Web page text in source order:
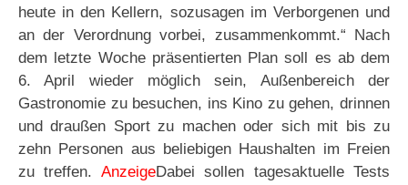
heute in den Kellern, sozusagen im Verborgenen und
an der Verordnung vorbei, zusammenkommt.“ Nach
dem letzte Woche präsentierten Plan soll es ab dem
6. April wieder möglich sein, Außenbereich der
Gastronomie zu besuchen, ins Kino zu gehen, drinnen
und draußen Sport zu machen oder sich mit bis zu
zehn Personen aus beliebigen Haushalten im Freien
zu treffen. AnzeigeDabei sollen tagesaktuelle Tests